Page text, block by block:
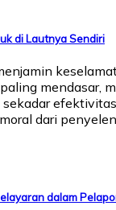
di Lautnya Sendiri
mendasar,
dari
dalam